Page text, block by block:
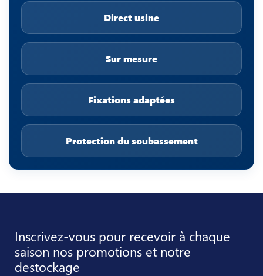
Direct usine
Sur mesure
Fixations adaptées
Protection du soubassement
Inscrivez-vous pour recevoir à chaque
saison nos promotions et notre
destockage